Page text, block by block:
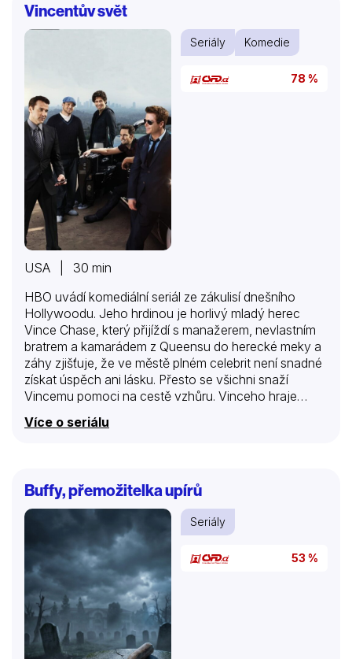
Vincentův svět
Seriály Komedie
78 %
USA | 30 min
HBO uvádí komediální seriál ze zákulisí dnešního
Hollywoodu. Jeho hrdinou je horlivý mladý herec
Vince Chase, který přijíždí s manažerem, nevlastním
bratrem a kamarádem z Queensu do herecké meky a
záhy zjišťuje, že ve městě plném celebrit není snadné
získat úspěch ani lásku. Přesto se všichni snaží
Vincemu pomoci na cestě vzhůru. Vinceho hraje
pochopí pravidla hry a snaží se Vinceho přimět ke
hraje kamaráda Turtleho, který se stará o to, aby se
všichni cítili v pohodě. Agresivního a mocného agenta
Ariho hraje Jeremy Piven a v roli novinářského esa
Shauny uvidíme…
Více o seriálu
Buffy, přemožitelka upírů
Seriály
53 %